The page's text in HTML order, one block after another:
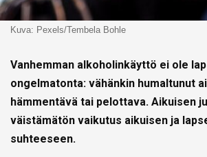
Kuva: Pexels/Tembela Bohle
Vanhemman alkoholinkäyttö ei ole
ongelmatonta: vähänkin humaltunut
hämmentävä tai pelottava. Aikuisen
väistämätön vaikutus aikuisen ja
suhteeseen.